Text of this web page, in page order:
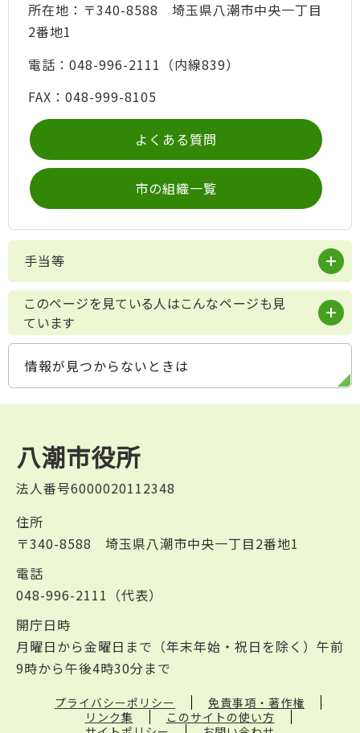
所在地：〒340-8588 埼玉県八潮市中央一丁目
2番地1
電話：048-996-2111（内線839）
FAX：048-999-8105
よくある質問
市の組織一覧
手当等
このページを見ている人はこんなページも見
ています
情報が見つからないときは
八潮市役所
法人番号6000020112348
住所
〒340-8588 埼玉県八潮市中央一丁目2番地1
電話
048-996-2111（代表）
開庁日時
月曜日から金曜日まで（年末年始・祝日を除く）午前
9時から午後4時30分まで
プライバシーポリシー
免責事項・著作権
リンク集
このサイトの使い方